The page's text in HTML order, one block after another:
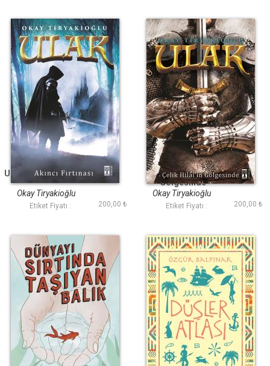
Ulak - Akıncı Fırtınası
Okay Tiryakioğlu
Etiket Fiyatı : 200,00 ₺
Ulak - Çelik Hilalin
Gölgesinde
Okay Tiryakioğlu
Etiket Fiyatı : 200,00 ₺